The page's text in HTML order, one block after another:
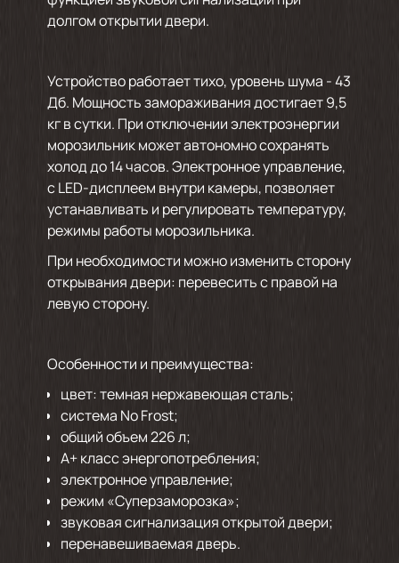
долгом открытии двери.
Устройство работает тихо, уровень шума - 43
Дб. Мощность замораживания достигает 9,5
кг в сутки. При отключении электроэнергии
морозильник может автономно сохранять
холод до 14 часов. Электронное управление,
с LED-дисплеем внутри камеры, позволяет
устанавливать и регулировать температуру,
режимы работы морозильника.
При необходимости можно изменить сторону
открывания двери: перевесить с правой на
левую сторону.
Особенности и преимущества:
цвет: темная нержавеющая сталь;
система No Frost;
общий объем 226 л;
А+ класс энергопотребления;
электронное управление;
режим «Суперзаморозка»;
звуковая сигнализация открытой двери;
перенавешиваемая дверь.